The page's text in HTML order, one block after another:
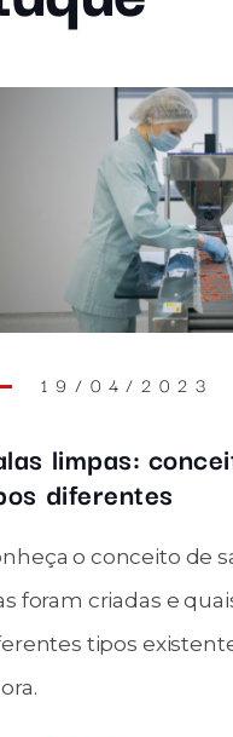
28/08/2020
Perda de
frigorífica: 10
A perda de
frigorífica é um
diversos fatores.
em sua indústria!